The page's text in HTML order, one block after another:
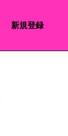
新規登録